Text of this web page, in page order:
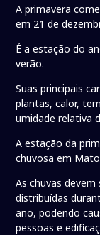
A primavera
em 21 de
É a estação do
verão.
Suas principais
plantas, calor,
umidade relativa
A estação da
chuvosa em
As chuvas
distribuídas
ano, podendo
pessoas e